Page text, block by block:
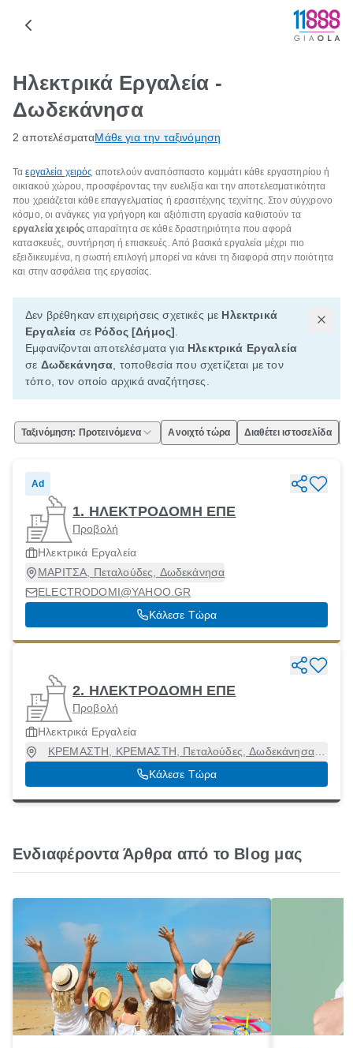
Ηλεκτρικά Εργαλεία -
Δωδεκάνησα
2 αποτελέσματαΜάθε για την ταξινόμηση
Ταεργαλεία χειρός αποτελούν αναπόσπαστο κομμάτι κάθε εργαστηρίου ή
οικιακού χώρου, προσφέροντας την ευελιξία και την αποτελεσματικότητα
που χρειάζεται κάθε επαγγελματίας ή ερασιτέχνης τεχνίτης. Στον σύγχρονο
κόσμο, οι ανάγκες για γρήγορη και αξιόπιστη εργασία καθιστούν τα
εργαλεία χειρός απαραίτητα σε κάθε δραστηριότητα που αφορά
κατασκευές, συντήρηση ή επισκευές. Από βασικά εργαλεία μέχρι πιο
εξειδικευμένα, η σωστή επιλογή μπορεί να κάνει τη διαφορά στην ποιότητα
και στην ασφάλεια της εργασίας.
Δεν βρέθηκαν επιχειρήσεις σχετικές με Ηλεκτρικά
Εργαλεία σε Ρόδος [Δήμος]
Εμφανίζονται αποτελέσματα για Ηλεκτρικά Εργαλεία
σε Δωδεκάνησα , τοποθεσία που σχετίζεται με τον
τόπο, τον οποίο αρχικά αναζήτησες.
Ταξινόμηση: Προτεινόμενα Ανοιχτό τώρα Διαθέτει ιστοσελίδα
Ad
1. ΗΛΕΚΤΡΟΔΟΜΗ ΕΠΕ
Προβολή
Ηλεκτρικά Εργαλεία
ΜΑΡΙΤΣΑ, Πεταλούδες, Δωδεκάνησα
ELECTRODOMI@YAHOO.GR
Κάλεσε Τώρα
2. ΗΛΕΚΤΡΟΔΟΜΗ ΕΠΕ
Προβολή
Ηλεκτρικά Εργαλεία
ΚΡΕΜΑΣΤΗ, ΚΡΕΜΑΣΤΗ, Πεταλούδες, Δωδεκάνησα,
85104
Κάλεσε Τώρα
Ενδιαφέροντα Άρθρα από το Blog μας